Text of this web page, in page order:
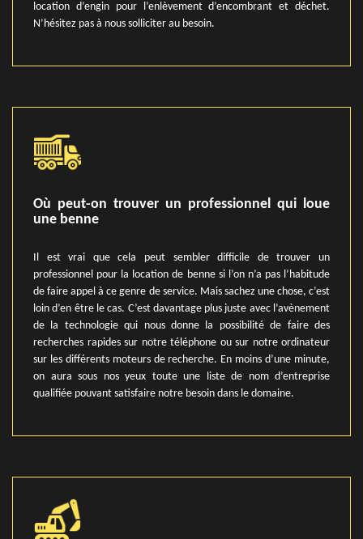
location d’engin pour l’enlèvement d’encombrant et déchet.
N’hésitez pas à nous solliciter au besoin.
Où peut-on trouver un professionnel qui loue
une benne
Il est vrai que cela peut sembler difficile de trouver un
professionnel pour la location de benne si l’on n’a pas l’habitude
de faire appel à ce genre de service. Mais sachez une chose, c’est
loin d’en être le cas. C’est davantage plus juste avec l’avènement
de la technologie qui nous donne la possibilité de faire des
recherches rapides sur notre téléphone ou sur notre ordinateur
sur les différents moteurs de recherche. En moins d’une minute,
on aura sous nos yeux toute une liste de nom d’entreprise
qualifiée pouvant satisfaire notre besoin dans le domaine.